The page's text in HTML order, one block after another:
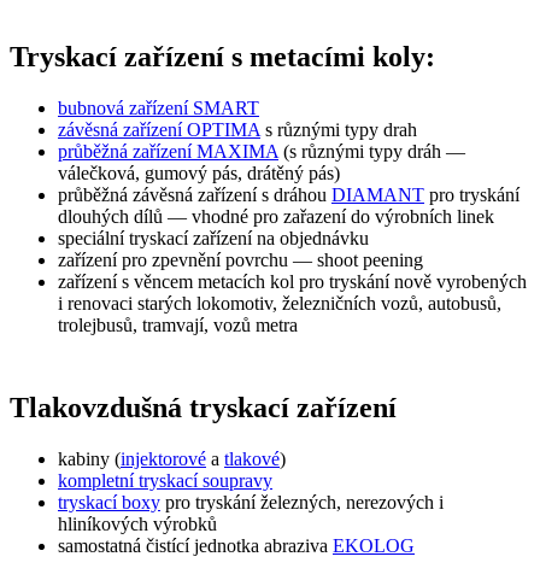
Tryskací zařízení s metacími koly:
bubnová zařízení SMART
závěsná zařízení OPTIMA s různými typy drah
průběžná zařízení MAXIMA (s různými typy dráh —
válečková, gumový pás, drátěný pás)
průběžná závěsná zařízení s dráhou DIAMANT pro tryskání
dlouhých dílů — vhodné pro zařazení do výrobních linek
speciální tryskací zařízení na objednávku
zařízení pro zpevnění povrchu — shoot peening
zařízení s věncem metacích kol pro tryskání nově vyrobených
i renovaci starých lokomotiv, železničních vozů, autobusů,
trolejbusů, tramvají, vozů metra
Tlakovzdušná tryskací zařízení
kabiny (injektorové a tlakové)
kompletní tryskací soupravy
tryskací boxy pro tryskání železných, nerezových i
hliníkových výrobků
samostatná čistící jednotka abraziva EKOLOG